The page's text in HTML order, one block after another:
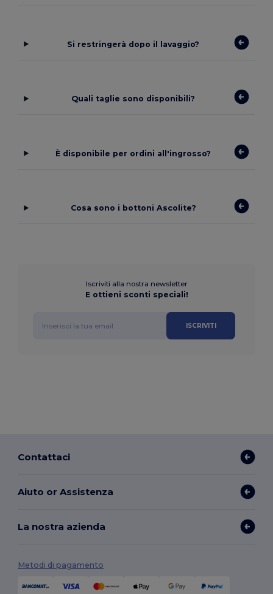
Si restringerà dopo il lavaggio?
Quali taglie sono disponibili?
È disponibile per ordini all'ingrosso?
Cosa sono i bottoni Ascolite?
Iscriviti alla nostra newsletter
E ottieni sconti speciali!
ISCRIVITI
Contattaci
Aiuto or Assistenza
La nostra azienda
Metodi di pagamento